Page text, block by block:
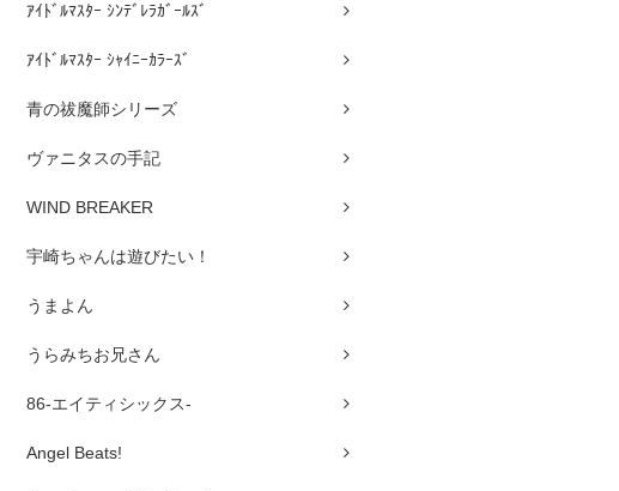
ｱｲﾄﾞﾙﾏｽﾀｰ ｼﾝﾃﾞﾚﾗｶﾞｰﾙｽﾞ
ｱｲﾄﾞﾙﾏｽﾀｰ ｼｬｲﾆｰｶﾗｰｽﾞ
青の祓魔師シリーズ
ヴァニタスの手記
WIND BREAKER
宇崎ちゃんは遊びたい！
うまよん
うらみちお兄さん
86-エイティシックス-
Angel Beats!